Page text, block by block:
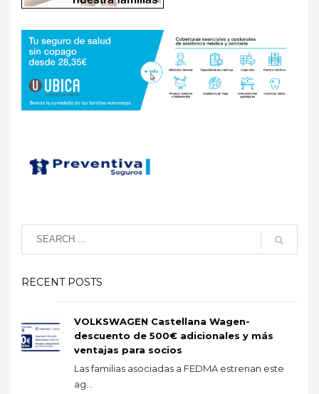
RECENT POSTS
VOLKSWAGEN Castellana Wagen-
descuento de 500€ adicionales y más
ventajas para socios
Las familias asociadas a FEDMA estrenan este
ag...